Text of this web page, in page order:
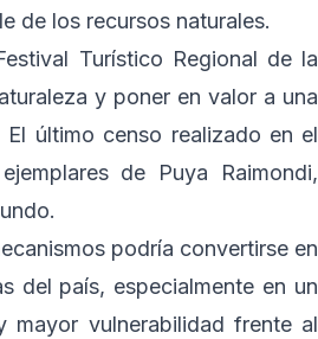
de los recursos naturales.
Turístico Regional de la
y poner en valor a una
último censo realizado en el
de Puya Raimondi,
podría convertirse en
del país, especialmente en un
vulnerabilidad frente al